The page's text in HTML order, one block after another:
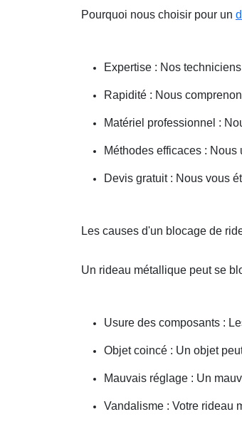
Pourquoi nous choisir pour un
Expertise : Nos
Rapidité : Nous
Matériel professionnel :
Méthodes efficaces :
Devis gratuit : Nous vous
Les causes d'un blocage de
Un rideau métallique peut se
Usure des composants :
Objet coincé : Un objet
Mauvais réglage : Un
Vandalisme : Votre rideau